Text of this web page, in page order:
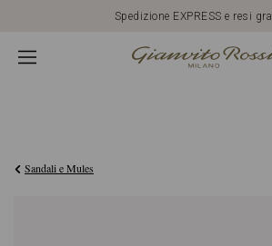
Spedizione EXPRESS e resi
Sandali e Mules